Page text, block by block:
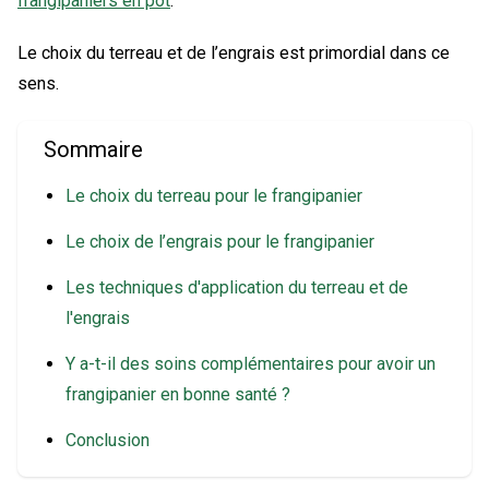
Le choix du terreau et de l’engrais est primordial dans ce
sens.
Sommaire
Le choix du terreau pour le frangipanier
Le choix de l’engrais pour le frangipanier
Les techniques d'application du terreau et de
l'engrais
Y a-t-il des soins complémentaires pour avoir un
frangipanier en bonne santé ?
Conclusion